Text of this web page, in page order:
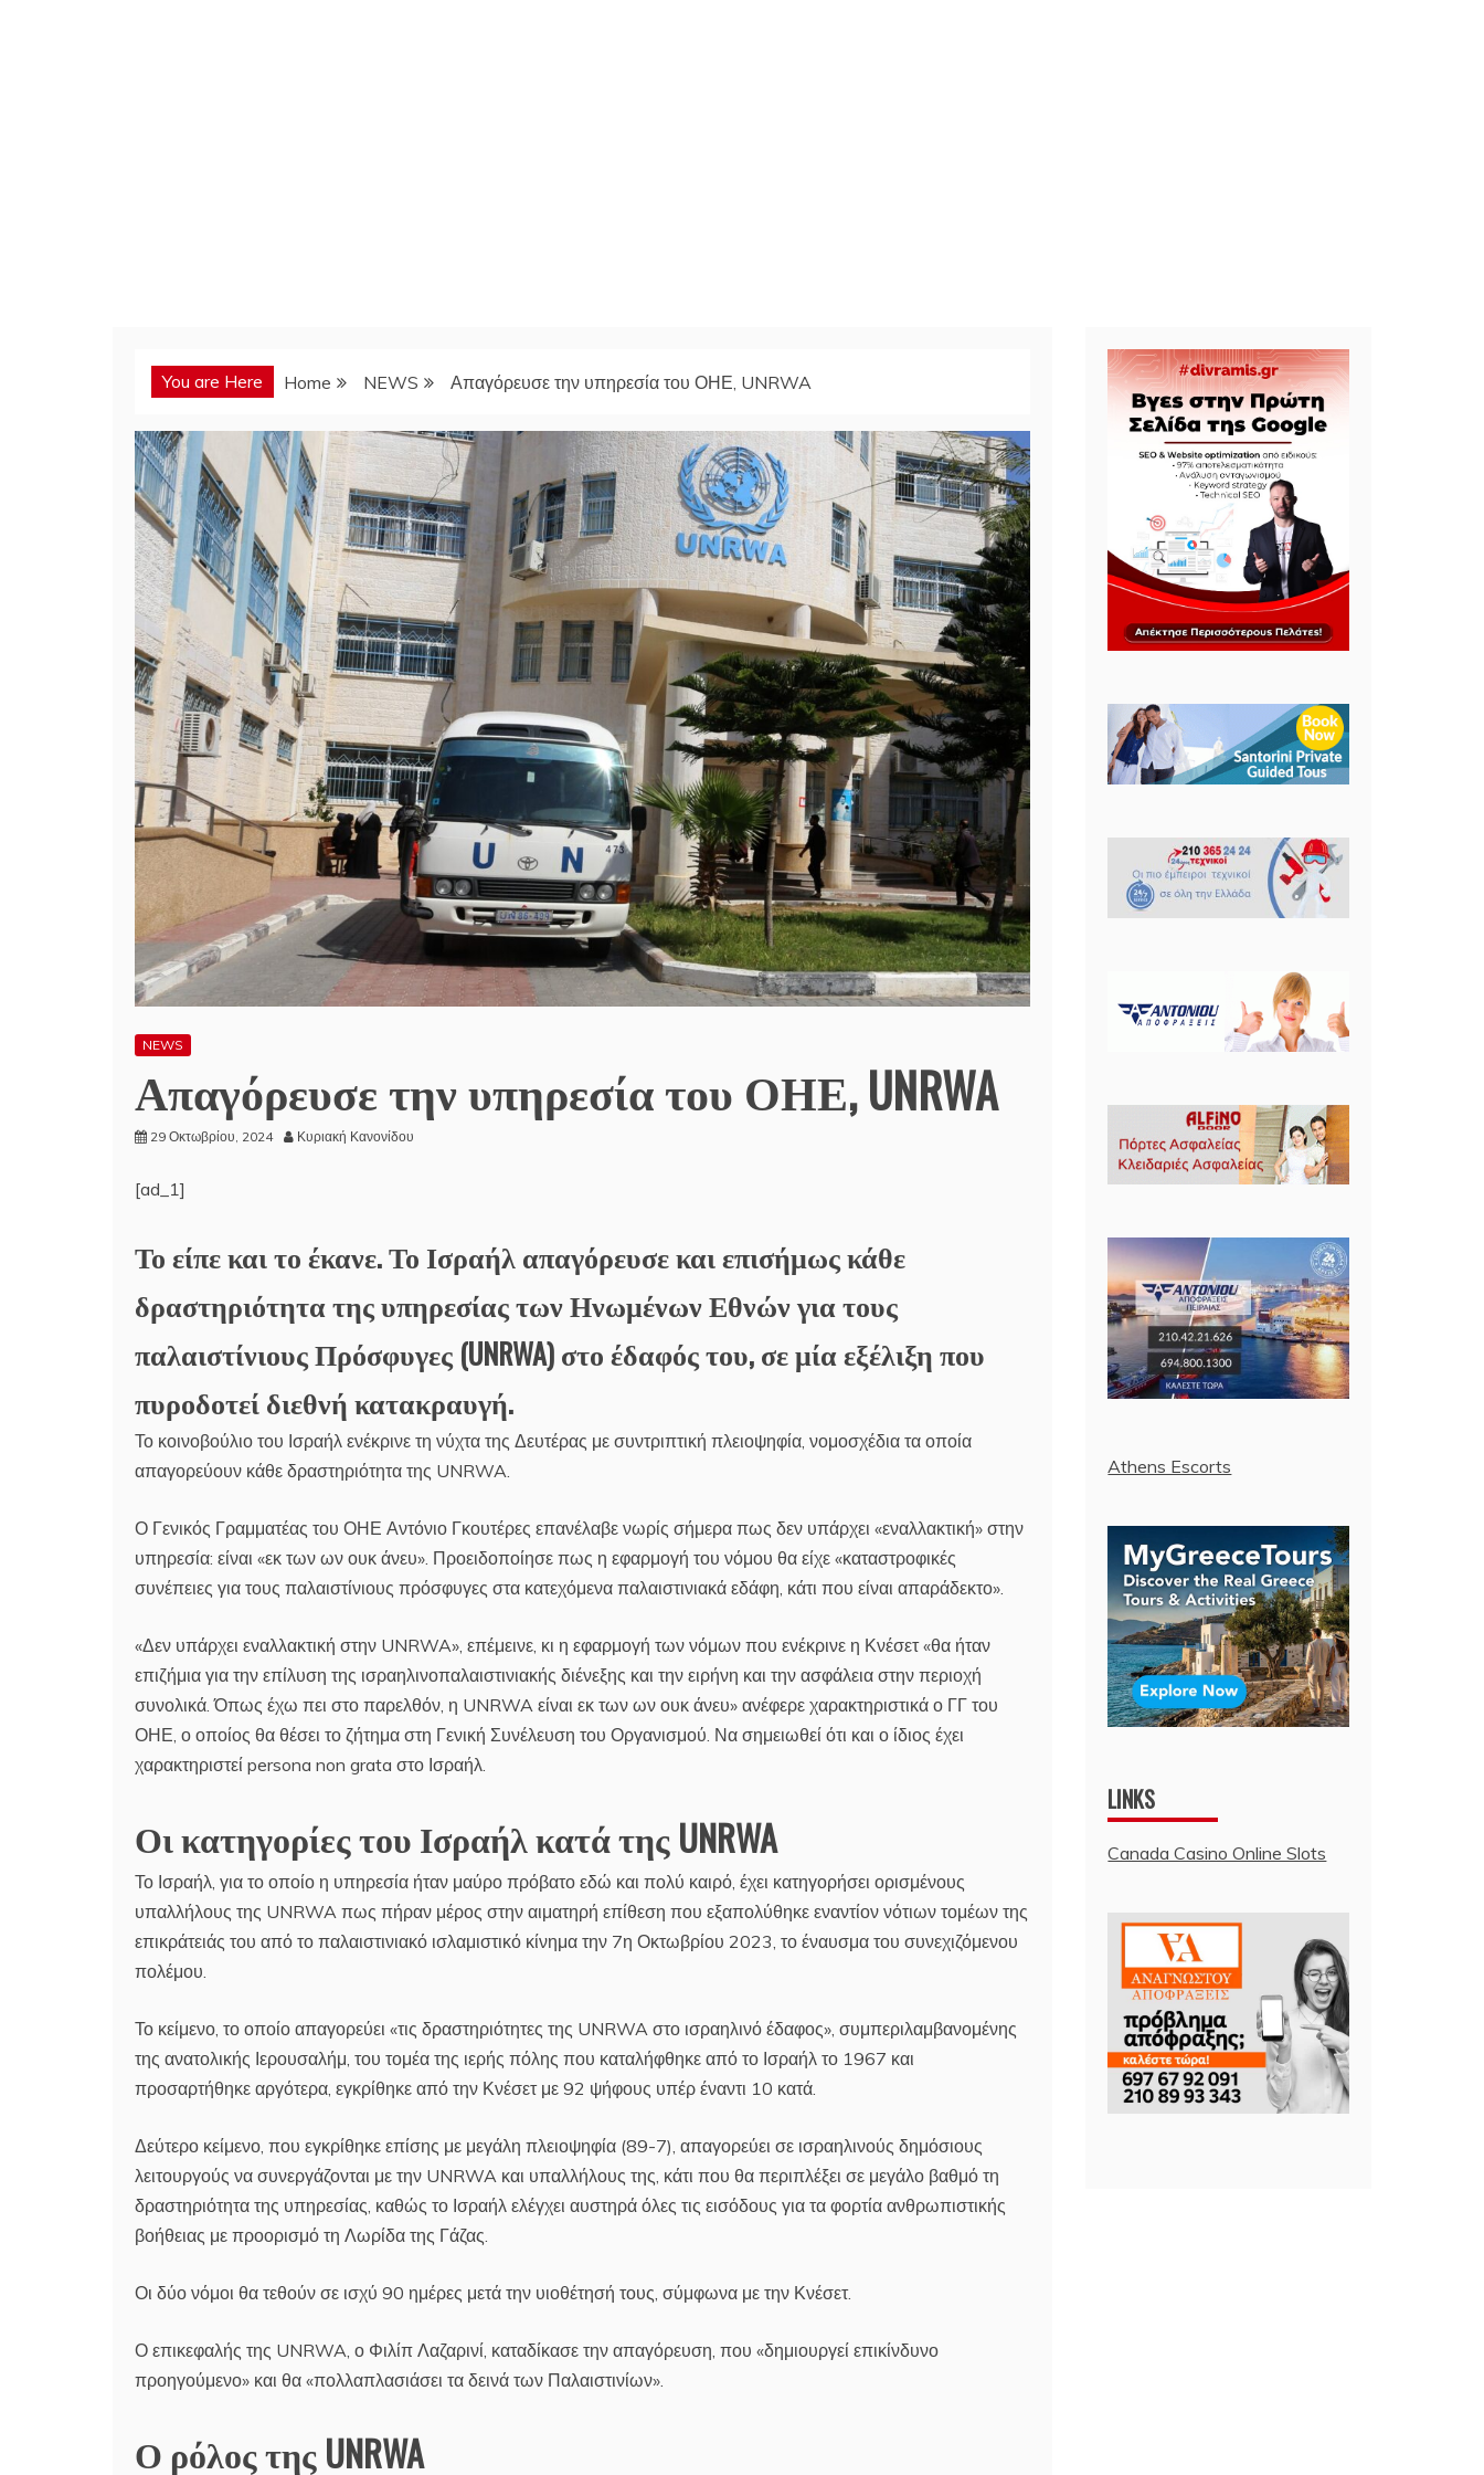
You are Here Home NEWS Απαγόρευσε την υπηρεσία του ΟΗΕ, UNRWA
NEWS
Απαγόρευσε την υπηρεσία του ΟΗΕ, UNRWA
29 Οκτωβρίου, 2024 Κυριακή Κανονίδου
[ad_1]
Το είπε και το έκανε. Το Ισραήλ απαγόρευσε και επισήμως κάθε
δραστηριότητα της υπηρεσίας των Ηνωμένων Εθνών για τους
παλαιστίνιους Πρόσφυγες (UNRWA) στο έδαφός του, σε μία εξέλιξη που
πυροδοτεί διεθνή κατακραυγή.
Το κοινοβούλιο του Ισραήλ ενέκρινε τη νύχτα της Δευτέρας με συντριπτική πλειοψηφία, νομοσχέδια τα οποία
απαγορεύουν κάθε δραστηριότητα της UNRWA.
Ο Γενικός Γραμματέας του ΟΗΕ Αντόνιο Γκουτέρες επανέλαβε νωρίς σήμερα πως δεν υπάρχει «εναλλακτική» στην
υπηρεσία: είναι «εκ των ων ουκ άνευ». Προειδοποίησε πως η εφαρμογή του νόμου θα είχε «καταστροφικές
συνέπειες για τους παλαιστίνιους πρόσφυγες στα κατεχόμενα παλαιστινιακά εδάφη, κάτι που είναι απαράδεκτο».
«Δεν υπάρχει εναλλακτική στην UNRWA», επέμεινε, κι η εφαρμογή των νόμων που ενέκρινε η Κνέσετ «θα ήταν
επιζήμια για την επίλυση της ισραηλινοπαλαιστινιακής διένεξης και την ειρήνη και την ασφάλεια στην περιοχή
συνολικά. Όπως έχω πει στο παρελθόν, η UNRWA είναι εκ των ων ουκ άνευ» ανέφερε χαρακτηριστικά ο ΓΓ του
ΟΗΕ, ο οποίος θα θέσει το ζήτημα στη Γενική Συνέλευση του Οργανισμού. Να σημειωθεί ότι και ο ίδιος έχει
χαρακτηριστεί persona non grata στο Ισραήλ.
Οι κατηγορίες του Ισραήλ κατά της UNRWA
Το Ισραήλ, για το οποίο η υπηρεσία ήταν μαύρο πρόβατο εδώ και πολύ καιρό, έχει κατηγορήσει ορισμένους
υπαλλήλους της UNRWA πως πήραν μέρος στην αιματηρή επίθεση που εξαπολύθηκε εναντίον νότιων τομέων της
επικράτειάς του από το παλαιστινιακό ισλαμιστικό κίνημα την 7η Οκτωβρίου 2023, το έναυσμα του συνεχιζόμενου
πολέμου.
Το κείμενο, το οποίο απαγορεύει «τις δραστηριότητες της UNRWA στο ισραηλινό έδαφος», συμπεριλαμβανομένης
της ανατολικής Ιερουσαλήμ, του τομέα της ιερής πόλης που καταλήφθηκε από το Ισραήλ το 1967 και
προσαρτήθηκε αργότερα, εγκρίθηκε από την Κνέσετ με 92 ψήφους υπέρ έναντι 10 κατά.
Δεύτερο κείμενο, που εγκρίθηκε επίσης με μεγάλη πλειοψηφία (89-7), απαγορεύει σε ισραηλινούς δημόσιους
λειτουργούς να συνεργάζονται με την UNRWA και υπαλλήλους της, κάτι που θα περιπλέξει σε μεγάλο βαθμό τη
δραστηριότητα της υπηρεσίας, καθώς το Ισραήλ ελέγχει αυστηρά όλες τις εισόδους για τα φορτία ανθρωπιστικής
βοήθειας με προορισμό τη Λωρίδα της Γάζας.
Οι δύο νόμοι θα τεθούν σε ισχύ 90 ημέρες μετά την υιοθέτησή τους, σύμφωνα με την Κνέσετ.
Ο επικεφαλής της UNRWA, ο Φιλίπ Λαζαρινί, καταδίκασε την απαγόρευση, που «δημιουργεί επικίνδυνο
προηγούμενο» και θα «πολλαπλασιάσει τα δεινά των Παλαιστινίων».
Ο ρόλος της UNRWA
Athens Escorts
LINKS
Canada Casino Online Slots